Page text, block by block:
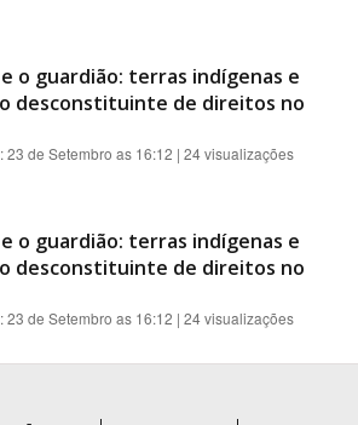
e o guardião: terras indígenas e
desconstituinte de direitos no
23 de Setembro as 16:12 | 24 visualizações
e o guardião: terras indígenas e
desconstituinte de direitos no
23 de Setembro as 16:12 | 24 visualizações